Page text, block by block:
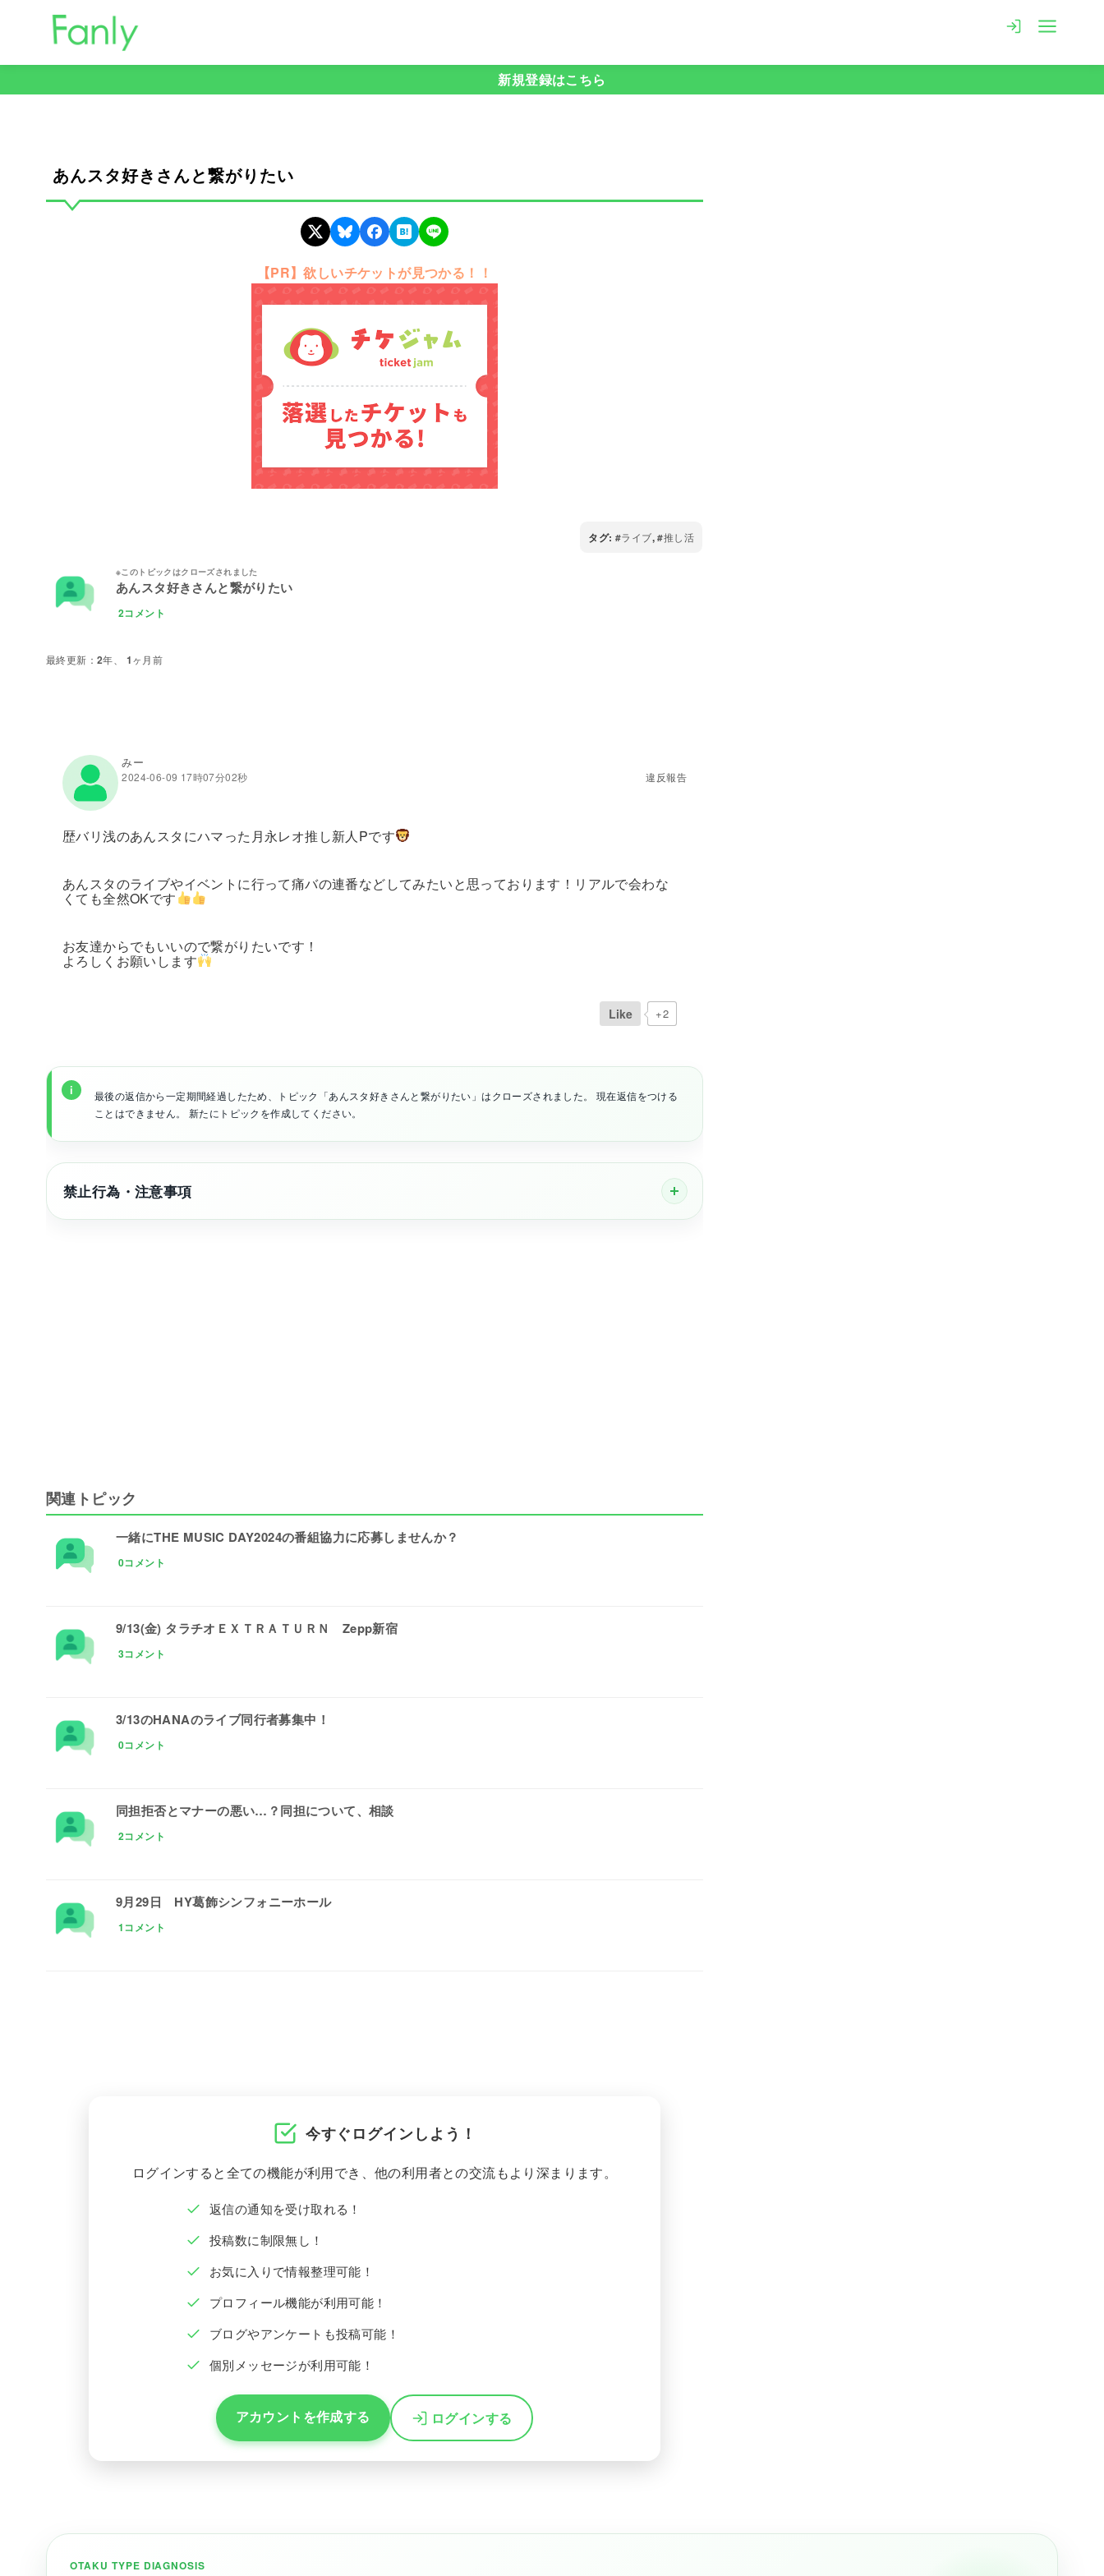
ツ
新規登録はこちら
あんスタ好きさんと繋がりたい
【PR】欲しいチケットが見つかる！！
タグ: ライブ, 推し活
あんスタ好きさんと繋がりたい
2コメント
2年、 1ヶ月前
みー
2024-06-09 17時07分02秒 違反報告
歴バリ浅のあんスタにハマった月永レオ推し新人Pです
あんスタのライブやイベントに行って痛バの連番などしてみたいと思っております！リアルで会わな
くても全然OKです
お友達からでもいいので繋がりたいです！
よろしくお願いします
Like +2
最後の返信から一定期間経過したため、トピック「あんスタ好きさんと繋がりたい」はクローズされました。 現在返信をつける
ことはできません。 新たにトピックを作成してください。
禁止行為・注意事項
関連トピック
一緒にTHE MUSIC DAY2024の番組協力に応募しませんか？
0コメント
9/13(金) タラチオＥＸＴＲＡＴＵＲＮ Zepp新宿
3コメント
3/13のHANAのライブ同行者募集中！
0コメント
同担拒否とマナーの悪い…？同担について、相談
2コメント
9月29日 HY葛飾シンフォニーホール
1コメント
今すぐログインしよう！
ログインすると全ての機能が利用でき、他の利用者との交流もより深まります。
返信の通知を受け取れる！
投稿数に制限無し！
お気に入りで情報整理可能！
プロフィール機能が利用可能！
ブログやアンケートも投稿可能！
個別メッセージが利用可能！
アカウントを作成する ログインする
OTAKU TYPE DIAGNOSIS